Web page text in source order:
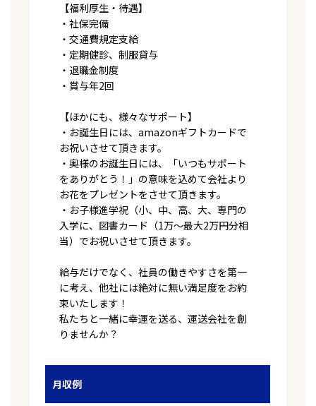
【福利厚生・待遇】
・社保完備
・交通費規定支給
・定期健診、制服貸与
・退職金制度
・賞与年2回
【ほかにも、様々なサポート】
・お誕生日には、amazonギフトカードで
お祝いさせて頂きます。
・奥様のお誕生日には、「いつもサポート
をありがとう！」の意味を込めて会社より
お花をプレゼントをさせて頂きます。
・お子様進学祝（小、中、高、大、専門の
入学に、図書カード（1万～最大2万円分相
当）でお祝いさせて頂きます。
給与だけでなく、社員の働きやすさを第一
に考え、他社には絶対に無い満足度をお約
束いたします！
私たちと一緒に幸運を送る、運送会社を創
りませんか？
月収例